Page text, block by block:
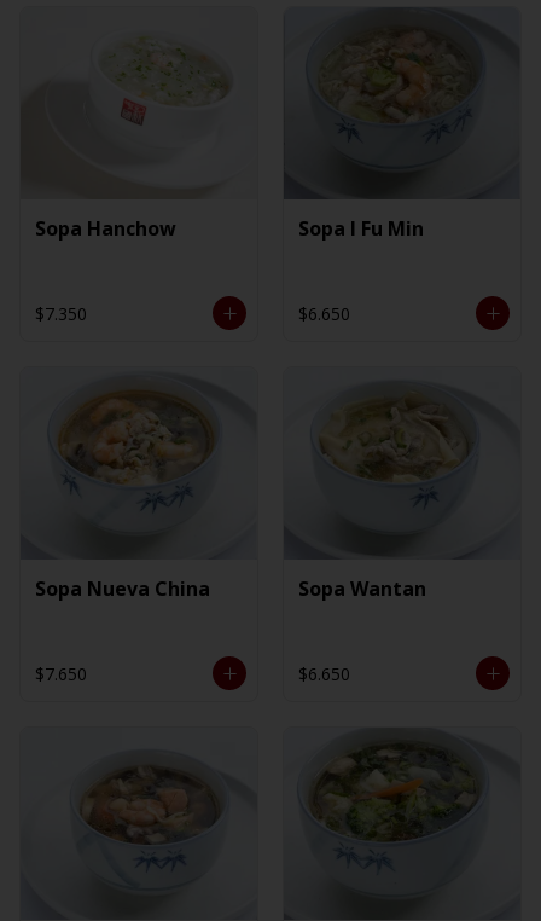
Sopa Hanchow
$7.350
Sopa I Fu Min
$6.650
Sopa Nueva China
$7.650
Sopa Wantan
$6.650